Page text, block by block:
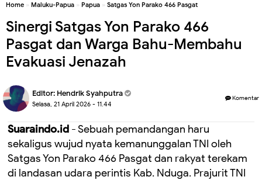
Home » Maluku-Papua » Papua » Satgas Yon Parako 466 Pasgat
Sinergi Satgas Yon Parako 466
Pasgat dan Warga Bahu-Membahu
Evakuasi Jenazah
Editor: Hendrik Syahputra
Selasa, 21 April 2026 - 11.44
Komentar
Suaraindo.id - Sebuah pemandangan haru
sekaligus wujud nyata kemanunggalan TNI oleh
Satgas Yon Parako 466 Pasgat dan rakyat terekam
di landasan udara perintis Kab. Nduga. Prajurit TNI